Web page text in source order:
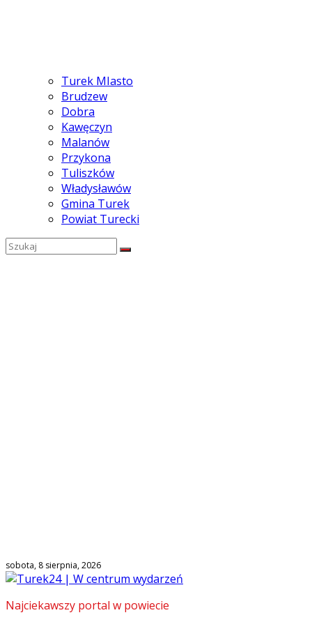
Turek MIasto
Brudzew
Dobra
Kawęczyn
Malanów
Przykona
Tuliszków
Władysławów
Gmina Turek
Powiat Turecki
sobota, 8 sierpnia, 2026
Najciekawszy portal w powiecie